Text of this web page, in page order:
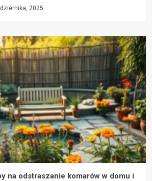
2025
na odstraszanie komarów w domu i